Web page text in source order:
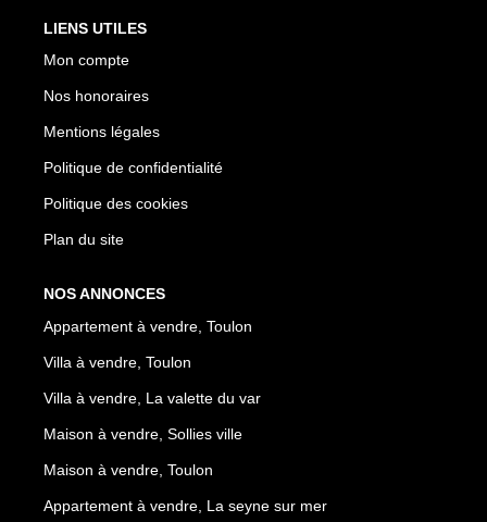
LIENS UTILES
Mon compte
Nos honoraires
Mentions légales
Politique de confidentialité
Politique des cookies
Plan du site
NOS ANNONCES
Appartement à vendre, Toulon
Villa à vendre, Toulon
Villa à vendre, La valette du var
Maison à vendre, Sollies ville
Maison à vendre, Toulon
Appartement à vendre, La seyne sur mer